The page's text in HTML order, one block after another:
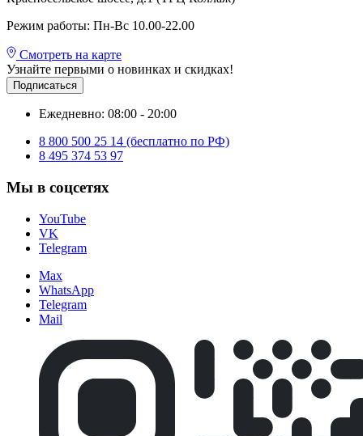
Режим работы: Пн-Вс 10.00-22.00
Смотреть на карте
Узнайте первыми о новинках и скидках!
Подписаться
Ежедневно: 08:00 - 20:00
8 800 500 25 14 (бесплатно по РФ)
8 495 374 53 97
Мы в соцсетях
YouTube
VK
Telegram
Max
WhatsApp
Telegram
Mail